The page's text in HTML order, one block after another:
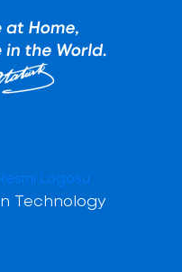
Technology